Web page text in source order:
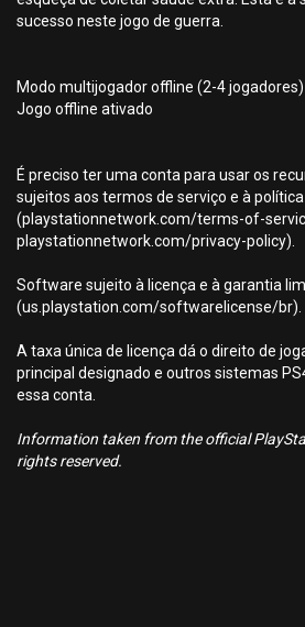
sucesso neste jogo de guerra.
Modo multijogador offline (2-4 jogadores)
Jogo offline ativado
É preciso ter uma conta para usar os
sujeitos aos termos de serviço e à
(playstationnetwork.com/terms-of-
playstationnetwork.com/privacy-policy).
Software sujeito à licença e à garantia
(us.playstation.com/softwarelicense/br).
A taxa única de licença dá o direito de
principal designado e outros sistemas
essa conta.
Information taken from the official
rights reserved.